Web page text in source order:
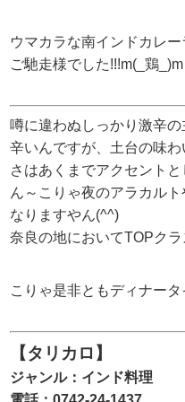
ウマカラな南インドカレ
ご馳走様でした!!!m(_鶏_)m
噂に違わぬしっかり激辛の
辛いんですが、土台の味
さはあくまでアクセントと
ん～こりゃ夜のアラカルト
なりますやん(^^)
奈良の地においてTOPクラ
こりゃ是非ともディナー
【タリカロ】
ジャンル：インド料理